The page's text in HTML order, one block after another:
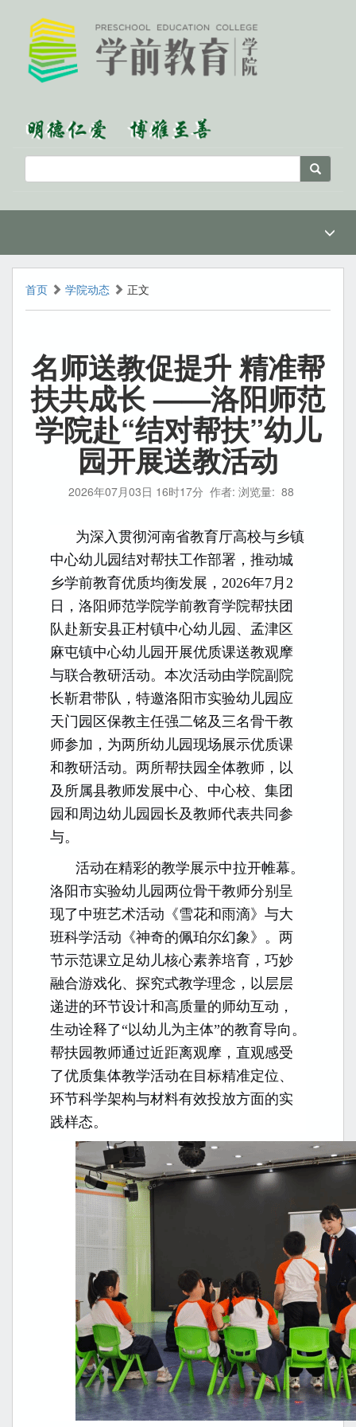
首页 学院动态 正文
名师送教促提升 精准帮
扶共成长 ——洛阳师范
学院赴“结对帮扶”幼儿
园开展送教活动
2026年07月03日 16时17分 作者: 浏览量: 88
为深入贯彻河南省教育厅高校与乡镇
中心幼儿园结对帮扶工作部署，推动城
乡学前教育优质均衡发展，2026年7月2
日，洛阳师范学院学前教育学院帮扶团
队赴新安县正村镇中心幼儿园、孟津区
麻屯镇中心幼儿园开展优质课送教观摩
与联合教研活动。本次活动由学院副院
长靳君带队，特邀洛阳市实验幼儿园应
天门园区保教主任强二铭及三名骨干教
师参加，为两所幼儿园现场展示优质课
和教研活动。两所帮扶园全体教师，以
及所属县教师发展中心、中心校、集团
园和周边幼儿园园长及教师代表共同参
与。
活动在精彩的教学展示中拉开帷幕。
洛阳市实验幼儿园两位骨干教师分别呈
现了中班艺术活动《雪花和雨滴》与大
班科学活动《神奇的佩珀尔幻象》。两
节示范课立足幼儿核心素养培育，巧妙
融合游戏化、探究式教学理念，以层层
递进的环节设计和高质量的师幼互动，
生动诠释了“以幼儿为主体”的教育导向。
帮扶园教师通过近距离观摩，直观感受
了优质集体教学活动在目标精准定位、
环节科学架构与材料有效投放方面的实
践样态。